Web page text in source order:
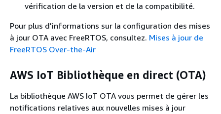
vérification de la version et de la compatibilité.
Pour plus d'informations sur la configuration des mises
à jour OTA avec FreeRTOS, consultez. Mises à jour de
FreeRTOS Over-the-Air
AWS IoT Bibliothèque en direct (OTA)
La bibliothèque AWS IoT OTA vous permet de gérer les
notifications relatives aux nouvelles mises à jour